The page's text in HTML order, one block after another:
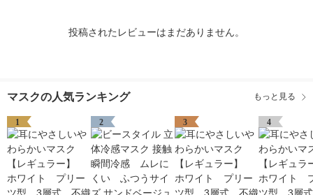
投稿されたレビューはまだありません。
マスクの人気ランキング もっと見る
1 2 3 4